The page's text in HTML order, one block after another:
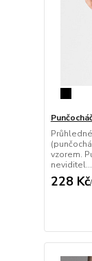
vzorem.
neviditel...
228 Kč/